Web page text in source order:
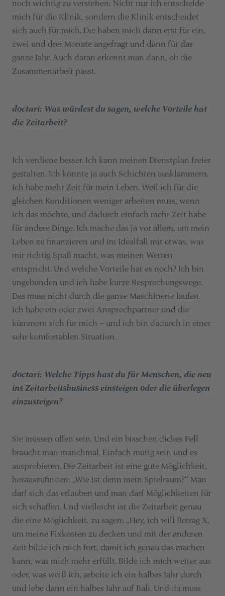
noch wichtig zu verstehen: Nicht nur ich entscheide
mich für die Klinik, sondern die Klinik entscheidet
sich auch für mich. Die haben mich dann erst für ein,
zwei und drei Monate angefragt und dann für das
ganze Jahr. Auch daran erkennt man dann, ob die
Zusammenarbeit passt.
doctari: Was würdest du sagen, welche Vorteile hat
die Zeitarbeit?
Ich verdiene besser. Ich kann meinen Dienstplan freier
gestalten. Ich könnte ja auch Schichten ausklammern.
Ich habe mehr Zeit für mein Leben. Weil ich für die
gleichen Konditionen weniger arbeiten muss, wenn
ich das möchte, und dadurch einfach mehr Zeit habe
für andere Dinge. Ich mache das ja vor allem, um mein
Leben zu finanzieren und im Idealfall mit etwas, was
mir richtig Spaß macht, was meinen Werten
entspricht. Und welche Vorteile hat es noch? Ich bin
ungebunden und ich habe kurze Besprechungswege.
Das muss nicht durch die ganze Maschinerie laufen.
Ich habe ein oder zwei Ansprechpartner und die
kümmern sich für mich – und ich bin dadurch in einer
sehr komfortablen Situation.
doctari: Welche Tipps hast du für Menschen, die neu
ins Zeitarbeitsbusiness einsteigen oder die überlegen
einzusteigen?
Sie müssen offen sein. Und ein bisschen dickes Fell
braucht man manchmal. Einfach mutig sein und es
ausprobieren. Die Zeitarbeit ist eine gute Möglichkeit,
herauszufinden: „Wie ist denn mein Spielraum?“ Man
darf sich das erlauben und man darf Möglichkeiten für
sich schaffen. Und vielleicht ist die Zeitarbeit genau
die eine Möglichkeit, zu sagen: „Hey, ich will Betrag X,
um meine Fixkosten zu decken und mit der anderen
Zeit bilde ich mich fort, damit ich genau das machen
kann, was mich mehr erfüllt. Bilde ich mich weiter aus
oder, was weiß ich, arbeite ich ein halbes Jahr durch
und lebe dann ein halbes Jahr auf Bali. Und da muss